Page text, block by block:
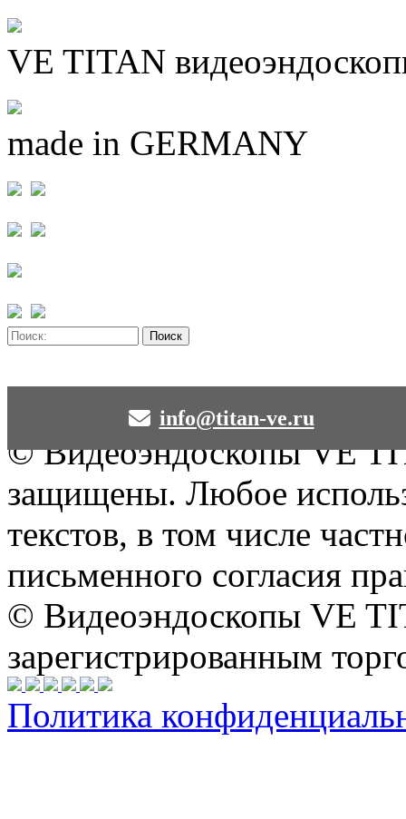
VE TITAN
made in GERMANY
info@titan-ve.ru
© Видеоэндоскопы VE
защищены. Любое
текстов, в том числе
письменного согласия
© Видеоэндоскопы VE
зарегистрированным
Политика